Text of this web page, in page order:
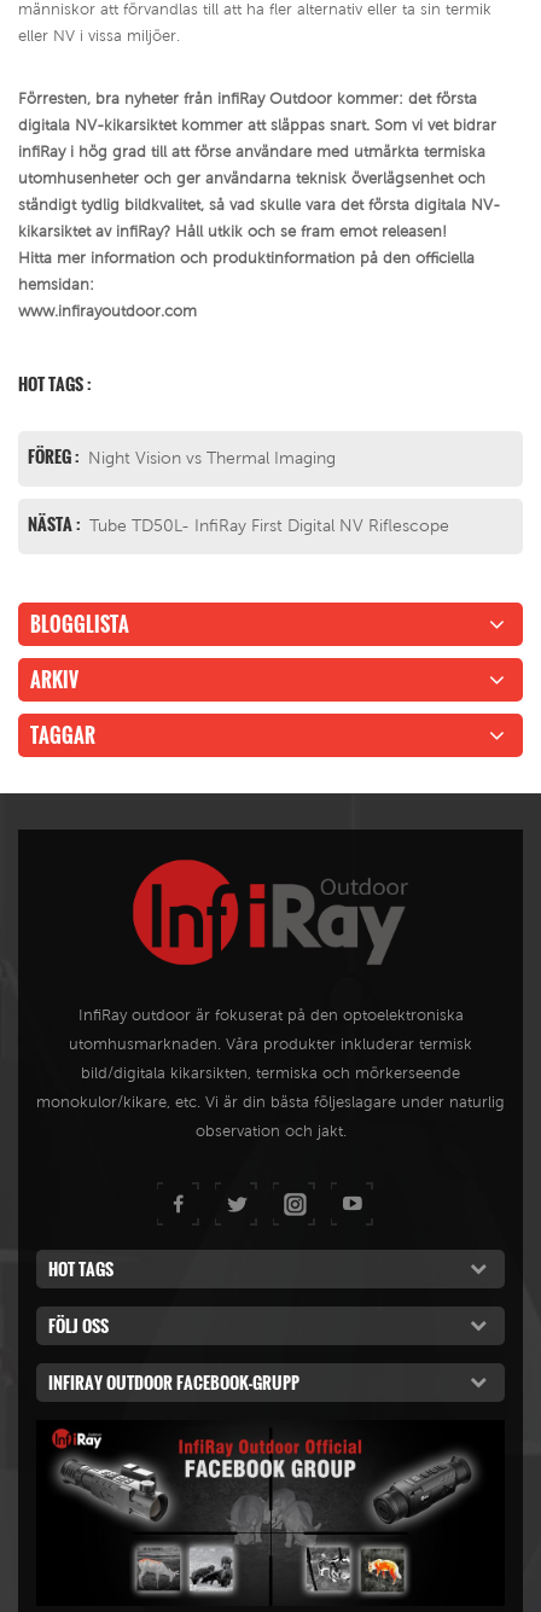
människor att förvandlas till att ha fler alternativ eller ta sin termik
eller NV i vissa miljöer.
Förresten, bra nyheter från infiRay Outdoor kommer: det första
digitala NV-kikarsiktet kommer att släppas snart. Som vi vet bidrar
infiRay i hög grad till att förse användare med utmärkta termiska
utomhusenheter och ger användarna teknisk överlägsenhet och
ständigt tydlig bildkvalitet, så vad skulle vara det första digitala NV-
kikarsiktet av infiRay? Håll utkik och se fram emot releasen!
Hitta mer information och produktinformation på den officiella
hemsidan:
www.infirayoutdoor.com
HOT TAGS :
FÖREG : Night Vision vs Thermal Imaging
NÄSTA : Tube TD50L- InfiRay First Digital NV Riflescope
BLOGGLISTA
ARKIV
TAGGAR
InfiRay outdoor är fokuserat på den optoelektroniska
utomhusmarknaden. Våra produkter inkluderar termisk
bild/digitala kikarsikten, termiska och mörkerseende
monokulor/kikare, etc. Vi är din bästa följeslagare under naturlig
observation och jakt.
HOT TAGS
FÖLJ OSS
INFIRAY OUTDOOR FACEBOOK-GRUPP